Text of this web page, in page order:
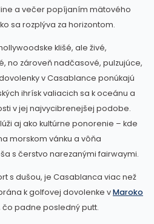
a večer popíjaním mätového
sa rozplýva za horizontom.
klišé, ale živé,
no zároveň nadčasové, pulzujúce,
v Casablance ponúkajú
ihrísk valiacich sa k oceánu a
v jej najvycibrenejšej podobe.
aj ako kultúrne ponorenie – kde
morskom vánku a vôňa
s čerstvo narezanými fairwaymi.
s dušou, je Casablanca viac než
k golfovej dovolenke vMaroko
padne posledný putt.